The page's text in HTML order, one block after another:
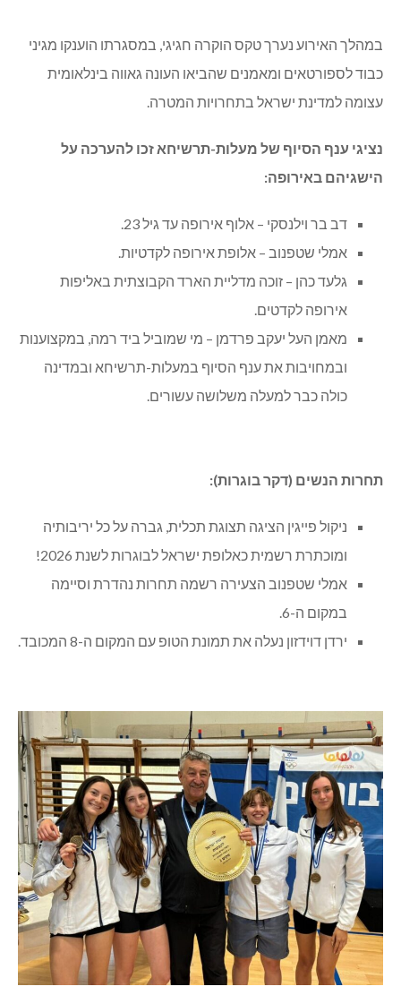
במהלך האירוע נערך טקס הוקרה חגיגי, במסגרתו הוענקו מגיני
כבוד לספורטאים ומאמנים שהביאו העונה גאווה בינלאומית
עצומה למדינת ישראל בתחרויות המטרה.
נציגי ענף הסיוף של מעלות-תרשיחא זכו להערכה על
הישגיהם באירופה:
דב בר וילנסקי – אלוף אירופה עד גיל 23.
אמלי שטפנוב – אלופת אירופה לקדטיות.
גלעד כהן – זוכה מדליית הארד הקבוצתית באליפות
אירופה לקדטים.
מאמן העל יעקב פרדמן – מי שמוביל ביד רמה, במקצוענות
ובמחויבות את ענף הסיוף במעלות-תרשיחא ובמדינה
כולה כבר למעלה משלושה עשורים.
תחרות הנשים (דקר בוגרות):
ניקול פייגין הציגה תצוגת תכלית, גברה על כל יריבותיה
ומוכתרת רשמית כאלופת ישראל לבוגרות לשנת 2026!
אמלי שטפנוב הצעירה רשמה תחרות נהדרת וסיימה
במקום ה-6.
ירדן דוידזון נעלה את תמונת הטופ עם המקום ה-8 המכובד.